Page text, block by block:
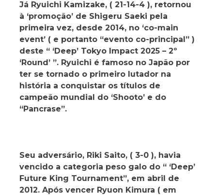
Já Ryuichi Kamizake, ( 21-14-4 ), retornou
à ‘promoção’ de Shigeru Saeki pela
primeira vez, desde 2014, no ‘co-main
event’ ( e portanto “evento co-principal” )
deste “ ‘Deep’ Tokyo Impact 2025 – 2º
‘Round’ ”. Ryuichi é famoso no Japão por
ter se tornado o primeiro lutador na
história a conquistar os títulos de
campeão mundial do ‘Shooto’ e do
“Pancrase”.
Seu adversário, Riki Saito, ( 3-0 ), havia
vencido a categoria peso galo do “ ‘Deep’
Future King Tournament”, em abril de
2012. Após vencer Ryuon Kimura ( em